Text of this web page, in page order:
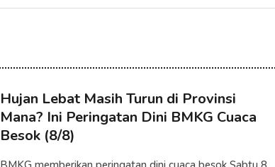
Hujan Lebat Masih Turun di Provinsi
Mana? Ini Peringatan Dini BMKG Cuaca
Besok (8/8)